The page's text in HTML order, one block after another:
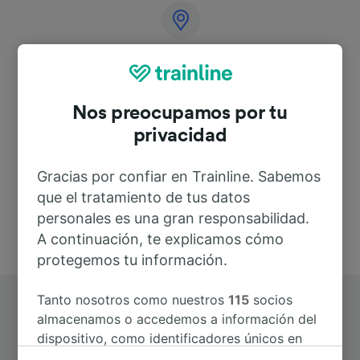
07768 Freienorla
Deutschland
Nos preocupamos por tu
privacidad
Gracias por confiar en Trainline. Sabemos
que el tratamiento de tus datos
personales es una gran responsabilidad.
A continuación, te explicamos cómo
protegemos tu información.
Tanto nosotros como nuestros115 socios
almacenamos o accedemos a información del
dispositivo, como identificadores únicos en